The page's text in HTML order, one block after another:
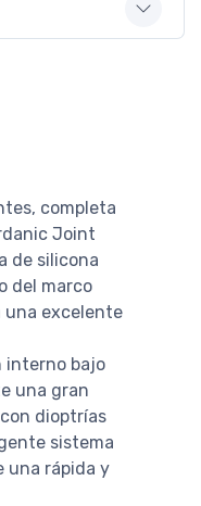
completa
Joint
de silicona
del marco
una excelente
interno bajo
una gran
dioptrías
sistema
una rápida y